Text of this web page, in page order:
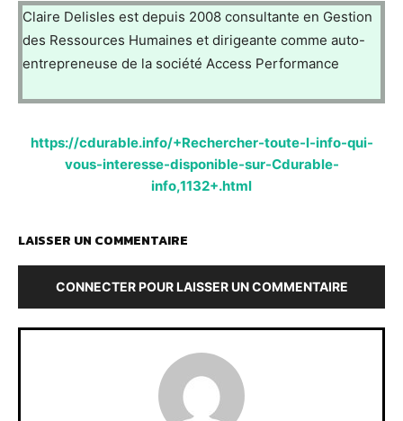
Claire Delisles est depuis 2008 consultante en Gestion
des Ressources Humaines et dirigeante comme auto-
entrepreneuse de la société Access Performance
https://cdurable.info/+Rechercher-toute-l-info-qui-
vous-interesse-disponible-sur-Cdurable-
info,1132+.html
LAISSER UN COMMENTAIRE
CONNECTER POUR LAISSER UN COMMENTAIRE